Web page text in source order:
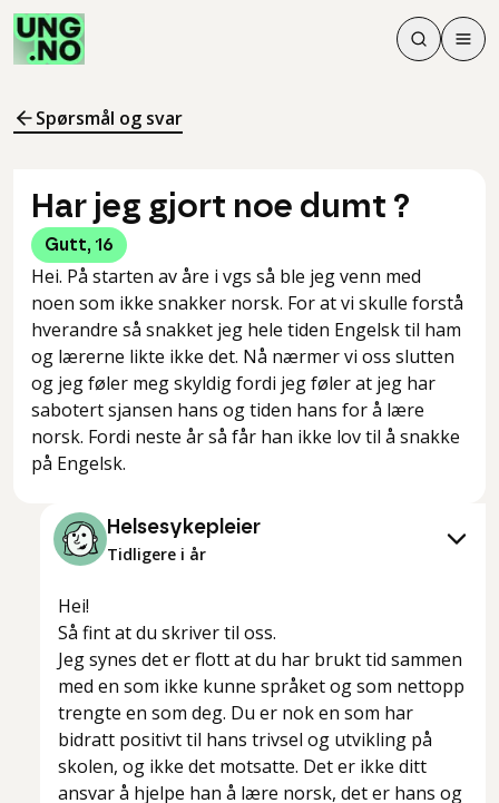
Søk
Søk
Meny
Spørsmål og svar
Har jeg gjort noe dumt ?
Gutt, 16
Hei. På starten av åre i vgs så ble jeg venn med
noen som ikke snakker norsk. For at vi skulle forstå
hverandre så snakket jeg hele tiden Engelsk til ham
og lærerne likte ikke det. Nå nærmer vi oss slutten
og jeg føler meg skyldig fordi jeg føler at jeg har
sabotert sjansen hans og tiden hans for å lære
norsk. Fordi neste år så får han ikke lov til å snakke
på Engelsk.
Helsesykepleier
Tidligere i år
Hei!
Så fint at du skriver til oss.
Jeg synes det er flott at du har brukt tid sammen
med en som ikke kunne språket og som nettopp
trengte en som deg. Du er nok en som har
bidratt positivt til hans trivsel og utvikling på
skolen, og ikke det motsatte. Det er ikke ditt
ansvar å hjelpe han å lære norsk, det er hans og